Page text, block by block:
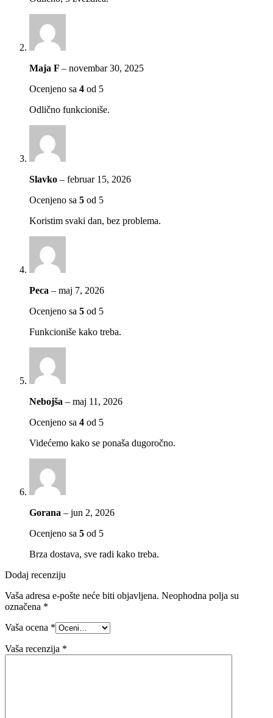
Maja F – novembar 30, 2025
Ocenjeno sa 4 od 5
Odlično funkcioniše.
Slavko – februar 15, 2026
Ocenjeno sa 5 od 5
Koristim svaki dan, bez problema.
Peca – maj 7, 2026
Ocenjeno sa 5 od 5
Funkcioniše kako treba.
Nebojša – maj 11, 2026
Ocenjeno sa 4 od 5
Videćemo kako se ponaša dugoročno.
Gorana – jun 2, 2026
Ocenjeno sa 5 od 5
Brza dostava, sve radi kako treba.
Dodaj recenziju
Vaša adresa e-pošte neće biti objavljena. Neophodna polja su
označena *
Vaša ocena *
Vaša recenzija *